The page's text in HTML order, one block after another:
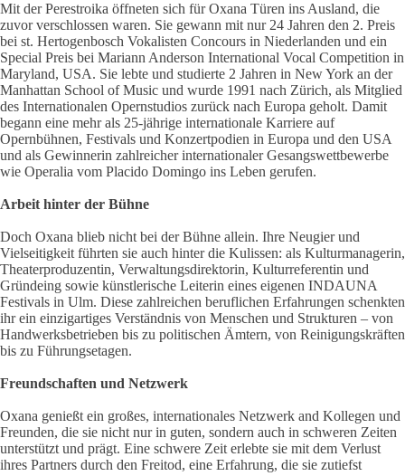
Mit der Perestroika öffneten sich für Oxana Türen ins Ausland, die
zuvor verschlossen waren. Sie gewann mit nur 24 Jahren den 2. Preis
bei st. Hertogenbosch Vokalisten Concours in Niederlanden und ein
Special Preis bei Mariann Anderson International Vocal Competition in
Maryland, USA. Sie lebte und studierte 2 Jahren in New York an der
Manhattan School of Music und wurde 1991 nach Zürich, als Mitglied
des Internationalen Opernstudios zurück nach Europa geholt. Damit
begann eine mehr als 25-jährige internationale Karriere auf
Opernbühnen, Festivals und Konzertpodien in Europa und den USA
und als Gewinnerin zahlreicher internationaler Gesangswettbewerbe
wie Operalia vom Placido Domingo ins Leben gerufen.
Arbeit hinter der Bühne
Doch Oxana blieb nicht bei der Bühne allein. Ihre Neugier und
Vielseitigkeit führten sie auch hinter die Kulissen: als Kulturmanagerin,
Theaterproduzentin, Verwaltungsdirektorin, Kulturreferentin und
Gründeing sowie künstlerische Leiterin eines eigenen INDAUNA
Festivals in Ulm. Diese zahlreichen beruflichen Erfahrungen schenkten
ihr ein einzigartiges Verständnis von Menschen und Strukturen – von
Handwerksbetrieben bis zu politischen Ämtern, von Reinigungskräften
bis zu Führungsetagen.
Freundschaften und Netzwerk
Oxana genießt ein großes, internationales Netzwerk and Kollegen und
Freunden, die sie nicht nur in guten, sondern auch in schweren Zeiten
unterstützt und prägt. Eine schwere Zeit erlebte sie mit dem Verlust
ihres Partners durch den Freitod, eine Erfahrung, die sie zutiefst